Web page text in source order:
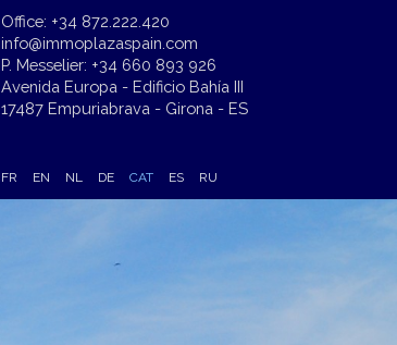
Office: +34 872.222.420
info@immoplazaspain.com
P. Messelier: +34 660 893 926
Avenida Europa - Edificio Bahía III
17487 Empuriabrava - Girona - ES
FR
EN NL DE CAT ES RU